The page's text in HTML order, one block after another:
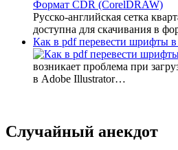
Русско-английская сетка
доступна для скачивания в
Как в pdf перевести шрифты
возникает проблема при
в Adobe Illustrator…
Случайный анекдот